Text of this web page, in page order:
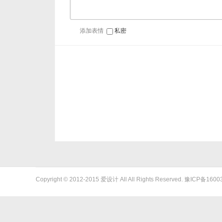
添加表情 私密
Copyright © 2012-2015 爱设计 All All Rights Reserved. 豫ICP备